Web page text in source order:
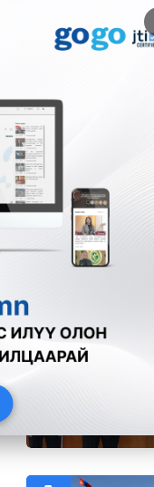
Мэдээ